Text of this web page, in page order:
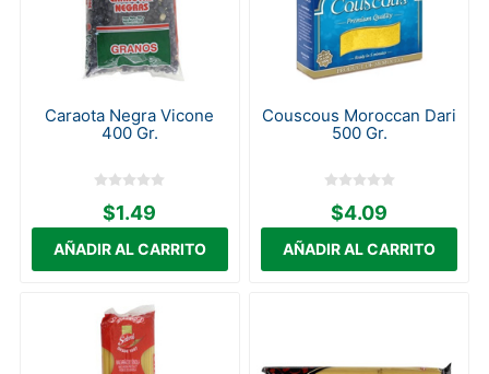
Caraota Negra Vicone
400 Gr.
$1.49
Couscous Moroccan Dari
500 Gr.
$4.09